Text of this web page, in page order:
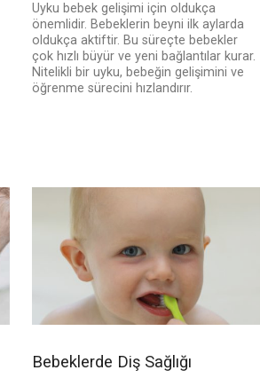
Uyku bebek gelişimi için oldukça
önemlidir. Bebeklerin beyni ilk aylarda
oldukça aktiftir. Bu süreçte bebekler
çok hızlı büyür ve yeni bağlantılar kurar.
Nitelikli bir uyku, bebeğin gelişimini ve
öğrenme sürecini hızlandırır.
Bebeklerde Diş Sağlığı